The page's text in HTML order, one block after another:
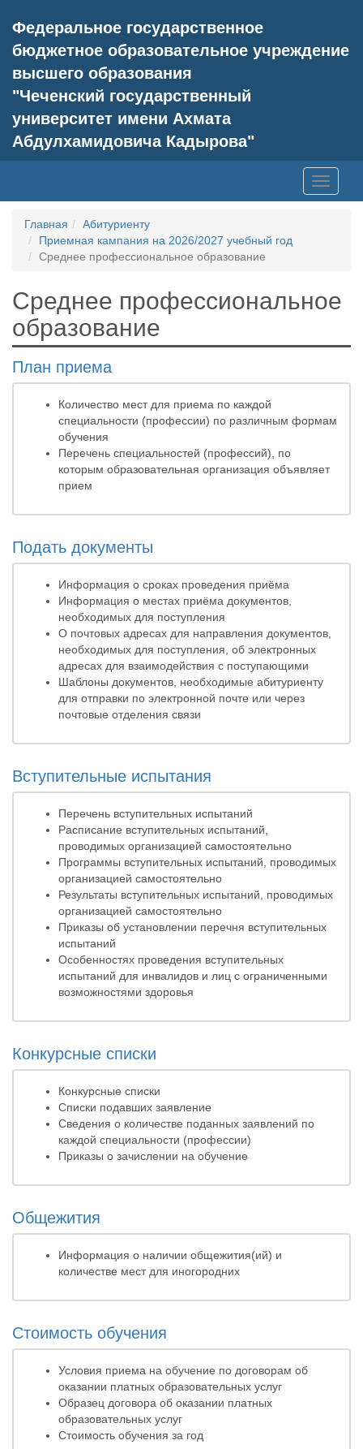
Федеральное государственное
бюджетное образовательное учреждение
высшего образования
"Чеченский государственный
университет имени Ахмата
Абдулхамидовича Кадырова"
Toggle
Главная
Абитуриенту
Приемная кампания на 2026/2027 учебный год
Среднее профессиональное образование
Среднее профессиональное
образование
План приема
Количество мест для приема по каждой
специальности (профессии) по различным формам
обучения
Перечень специальностей (профессий), по
которым образовательная организация объявляет
прием
Подать документы
Информация о сроках проведения приёма
Информация о местах приёма документов,
необходимых для поступления
О почтовых адресах для направления документов,
необходимых для поступления, об электронных
адресах для взаимодействия с поступающими
Шаблоны документов, необходимые абитуриенту
для отправки по электронной почте или через
почтовые отделения связи
Вступительные испытания
Перечень вступительных испытаний
Расписание вступительных испытаний,
проводимых организацией самостоятельно
Программы вступительных испытаний, проводимых
организацией самостоятельно
Результаты вступительных испытаний, проводимых
организацией самостоятельно
Приказы об установлении перечня вступительных
испытаний
Особенностях проведения вступительных
испытаний для инвалидов и лиц с ограниченными
возможностями здоровья
Конкурсные списки
Конкурсные списки
Списки подавших заявление
Сведения о количестве поданных заявлений по
каждой специальности (профессии)
Приказы о зачислении на обучение
Общежития
Информация о наличии общежития(ий) и
количестве мест для иногородних
Стоимость обучения
Условия приема на обучение по договорам об
оказании платных образовательных услуг
Образец договора об оказании платных
образовательных услуг
Стоимость обучения за год